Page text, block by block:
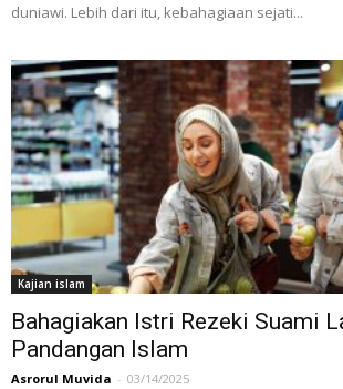
duniawi. Lebih dari itu, kebahagiaan sejati...
Kajian islam
Bahagiakan Istri Rezeki Suami
Pandangan Islam
Asrorul Muvida - 03/14/2025